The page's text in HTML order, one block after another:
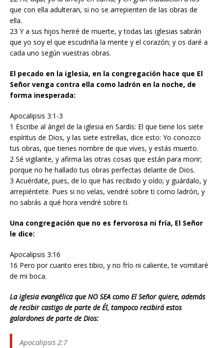
que con ella adulteran, si no se arrepienten de las obras de
ella.
23 Y a sus hijos heriré de muerte, y todas las iglesias sabrán
que yo soy el que escudriña la mente y el corazón; y os daré a
cada uno según vuestras obras.
El pecado en la iglesia, en la congregación hace que El
Señor venga contra ella como ladrón en la noche, de
forma inesperada:
Apocalipsis 3:1-3
1 Escribe al ángel de la iglesia en Sardis: El que tiene los siete
espíritus de Dios, y las siete estrellas, dice esto: Yo conozco
tus obras, que tienes nombre de que vives, y estás muerto.
2 Sé vigilante, y afirma las otras cosas que están para morir;
porque no he hallado tus obras perfectas delante de Dios.
3 Acuérdate, pues, de lo que has recibido y oído; y guárdalo, y
arrepiéntete. Pues si no velas, vendré sobre ti como ladrón, y
no sabrás a qué hora vendré sobre ti.
Una congregación que no es fervorosa ni fría, El Señor
le dice:
Apocalipsis 3:16
16 Pero por cuanto eres tibio, y no frío ni caliente, te vomitaré
de mi boca.
La iglesia evangélica que NO SEA como El Señor quiere, además
de recibir castigo de parte de Él, tampoco recibirá estos
galardones de parte de Dios:
Apocalipsis 2:7